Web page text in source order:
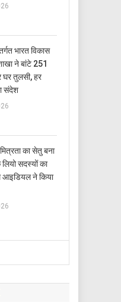
भारत विकास
ने बांटे 251
घर तुलसी, हर
संदेश
का सेतु बना
सदस्यों का
आइडियल ने किया